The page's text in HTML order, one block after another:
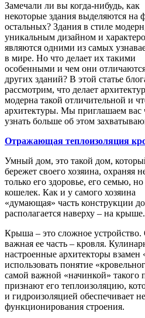
Замечали ли вы когда-нибудь, как
некоторые здания выделяются на
остальных? Здания в стиле
уникальным дизайном и
являются одними из самых
в мире. Но что делает их такими
особенными и чем они
других зданий? В этой статье
рассмотрим, что делает
модерна такой отличительной и
архитектуры. Мы приглашаем вас
узнать больше об этом
Отражающая теплоизоляция
Умный дом, это такой дом,
бережет своего хозяина, охраняя
только его здоровье, его семью,
кошелек. Как и у самого хозяина
«думающая» часть конструкции
располагается наверху – на крыше.
Крыша – это сложное устройство.
важная ее часть – кровля.
настроенные архитекторы
использовать понятие
самой важной «начинкой» такого
признают его теплоизоляцию,
и гидроизоляцией обеспечивает
функционирования строения.